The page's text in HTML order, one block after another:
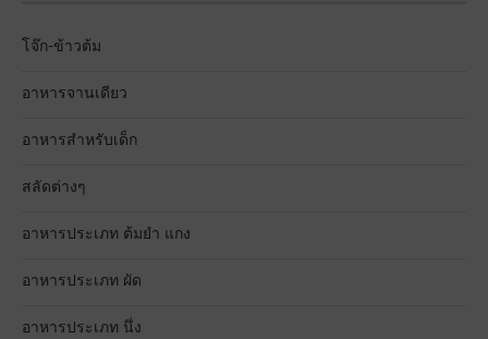
โจ๊ก-ข้าวต้ม
อาหารจานเดียว
อาหารสำหรับเด็ก
สลัดต่างๆ
อาหารประเภท ต้มยำ แกง
อาหารประเภท ผัด
อาหารประเภท นึ่ง